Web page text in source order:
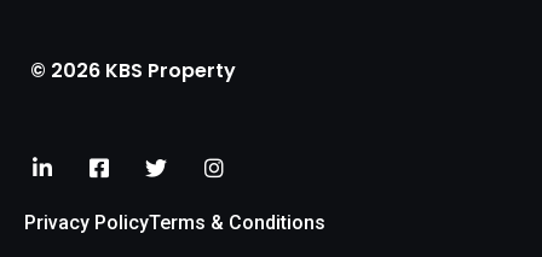
© 2026 KBS Property
Privacy PolicyTerms & Conditions